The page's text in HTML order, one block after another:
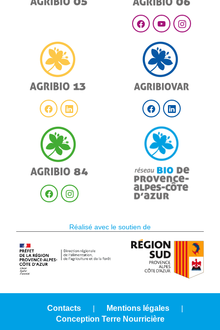
Réalisé avec le soutien de
Contacts | Mentions légales
|
Conception Terre Nourricière